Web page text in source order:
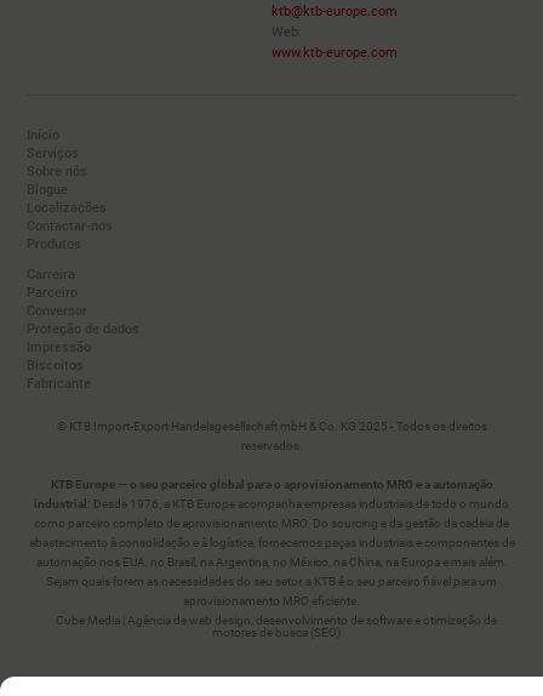
ktb@ktb-europe.com
Web:
www.ktb-europe.com
Início
Serviços
Sobre nós
Blogue
Localizações
Contactar-nos
Produtos
Carreira
Parceiro
Conversor
Proteção de dados
Impressão
Biscoitos
Fabricante
© KTB Import-Export Handelsgesellschaft mbH & Co. KG 2025 - Todos os direitos
reservados.
KTB Europe — o seu parceiro global para o aprovisionamento MRO e a automação
industrial: Desde 1976, a KTB Europe acompanha empresas industriais de todo o mundo
como parceiro completo de aprovisionamento MRO. Do sourcing e da gestão da cadeia de
abastecimento à consolidação e à logística, fornecemos peças industriais e componentes de
automação nos EUA, no Brasil, na Argentina, no México, na China, na Europa e mais além.
Sejam quais forem as necessidades do seu setor, a KTB é o seu parceiro fiável para um
aprovisionamento MRO eficiente.
Cube Media | Agência de web design, desenvolvimento de software e otimização de
motores de busca (SEO)